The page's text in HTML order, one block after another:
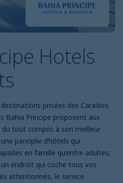
Hotels
prisées des Caraïbes
Bahia Principe proposent aux
du tout compris à son meilleur
panoplie d’hôtels qui
en famille qu’entre adultes,
endroit qui coche tous vos
attentionnés, le service